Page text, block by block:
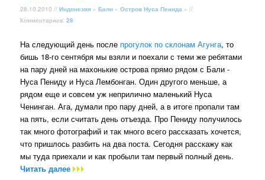
28.10.2010 //Индонезия »Бали »Остров Нуса Пенида » //
Комментариев:28
На следующий день после прогулок по склонам Агунга, то
бишь 18-го сентября мы взяли и поехали с теми же ребятами
на пару дней на махонькие острова прямо рядом с Бали -
Нуса Пениду и Нуса Лембонган. Один другого меньше, а
рядом еще и совсем уж неприлично маленький Нуса
Ченинган. Ага, думали про пару дней, а в итоге пропали там
на пять, если считать день отъезда. Про Пениду получилось
так много фотографий и так много всего рассказать хочется,
что пришлось разбить на два поста. Сегодня расскажу как
мы туда приехали и как пробыли там первый полный день.
Читать далее